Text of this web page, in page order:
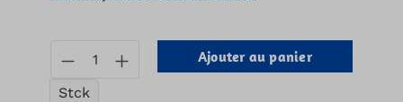
Quantité de produit : Entrez la
Stck
Ajouter au panier